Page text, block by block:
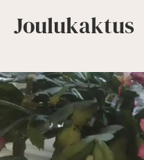
Joulukaktus